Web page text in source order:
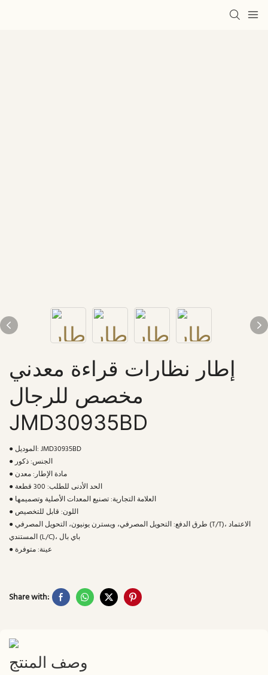
إطار نظارات قراءة معدني
مخصص للرجال
JMD30935BD
● الموديل: JMD30935BD
● الجنس: ذكور
● مادة الإطار: معدن
● الحد الأدنى للطلب: 300 قطعة
● العلامة التجارية: تصنيع المعدات الأصلية وتصميمها
● اللون: قابل للتخصيص
● طرق الدفع: التحويل المصرفي، ويسترن يونيون، التحويل المصرفي (T/T)، الاعتماد
المستندي (L/C)، باي بال
● عينة: متوفرة
Share with:
وصف المنتج